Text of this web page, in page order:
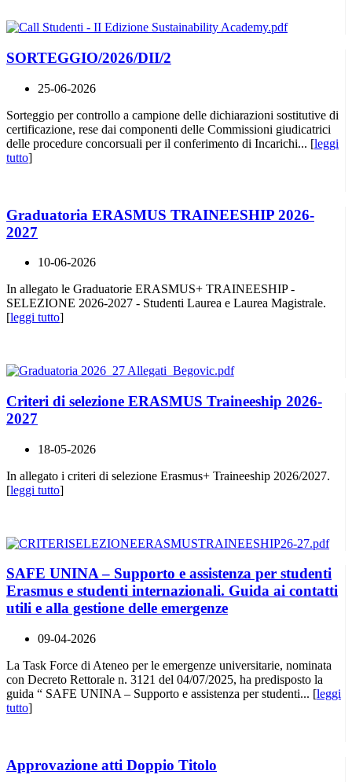
SORTEGGIO/2026/DII/2
25-06-2026
Sorteggio per controllo a campione delle dichiarazioni sostitutive di
certificazione, rese dai componenti delle Commissioni giudicatrici
delle procedure concorsuali per il conferimento di Incarichi... [leggi
tutto]
Graduatoria ERASMUS TRAINEESHIP 2026-
2027
10-06-2026
In allegato le Graduatorie ERASMUS+ TRAINEESHIP -
SELEZIONE 2026-2027 - Studenti Laurea e Laurea Magistrale.
[leggi tutto]
Criteri di selezione ERASMUS Traineeship 2026-
2027
18-05-2026
In allegato i criteri di selezione Erasmus+ Traineeship 2026/2027.
[leggi tutto]
SAFE UNINA – Supporto e assistenza per studenti
Erasmus e studenti internazionali. Guida ai contatti
utili e alla gestione delle emergenze
09-04-2026
La Task Force di Ateneo per le emergenze universitarie, nominata
con Decreto Rettorale n. 3121 del 04/07/2025, ha predisposto la
guida “ SAFE UNINA – Supporto e assistenza per studenti... [leggi
tutto]
Approvazione atti Doppio Titolo